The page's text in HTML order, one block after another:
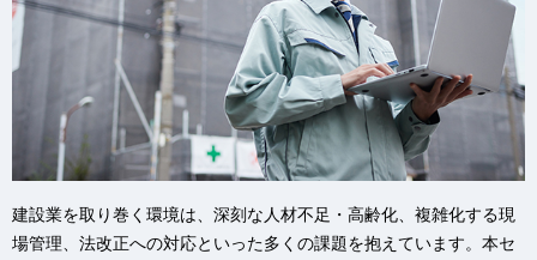
建設業を取り巻く環境は、深刻な人材不足・高齢化、複雑化する現
場管理、法改正への対応といった多くの課題を抱えています。本セ